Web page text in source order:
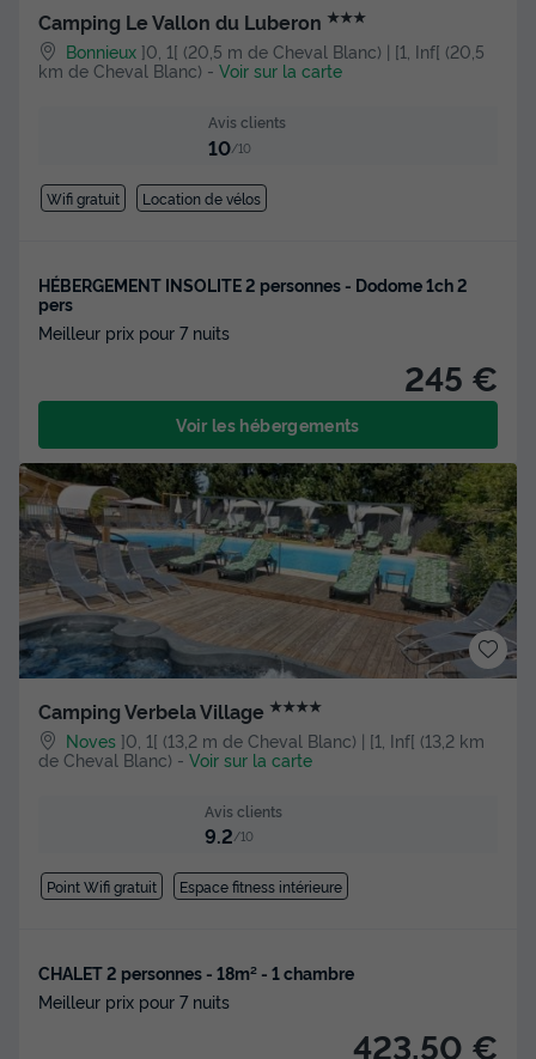
Camping Le Vallon du Luberon ★★★
Bonnieux ]0, 1[ (20,5 m de Cheval Blanc) | [1, Inf[ (20,5
km de Cheval Blanc) - Voir sur la carte
Avis clients
10/10
Wifi gratuit Location de vélos
HÉBERGEMENT INSOLITE 2 personnes - Dodome 1ch 2
pers
Meilleur prix pour 7 nuits
245 €
Voir les hébergements
Camping Verbela Village ★★★★
Noves ]0, 1[ (13,2 m de Cheval Blanc) | [1, Inf[ (13,2 km
de Cheval Blanc) - Voir sur la carte
Avis clients
9.2/10
Point Wifi gratuit Espace fitness intérieure
CHALET 2 personnes - 18m² - 1 chambre
Meilleur prix pour 7 nuits
423,50 €